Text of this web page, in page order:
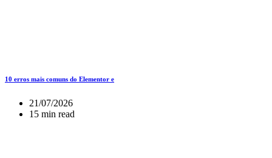
10 erros mais comuns do Elementor e
21/07/2026
15 min read